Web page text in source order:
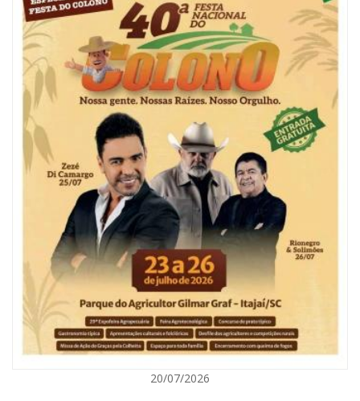
09/08/2026 | 07:00
Painel NIMOB 2026 reúne as principais lideranças para debater o futuro
econômico e imobiliário de Itajaí
BALNEÁRIO CAMBORIÚ
20/07/2026